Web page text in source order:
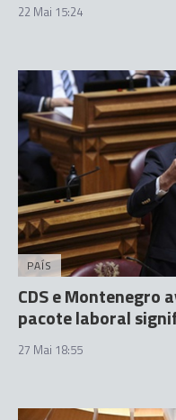
22 Mai 15:24
PAÍS
CDS e Montenegro
pacote laboral
27 Mai 18:55